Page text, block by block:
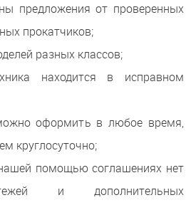
предложения от проверенных
прокатчиков;
разных классов;
находится в исправном
оформить в любое время,
круглосуточно;
помощью соглашениях нет
и дополнительных